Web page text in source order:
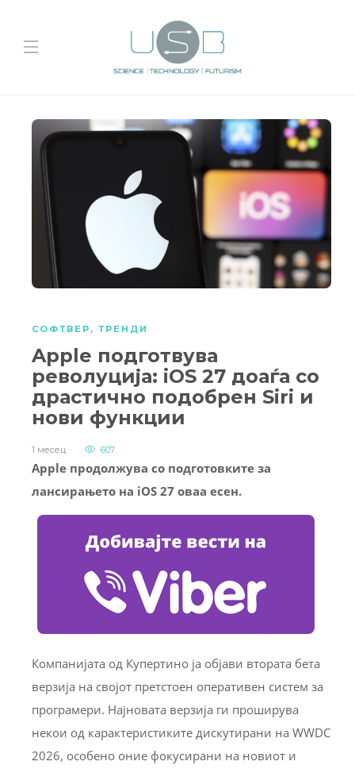
СОФТВЕР , ТРЕНДИ
Apple подготвува
револуција: iOS 27 доаѓа со
драстично подобрен Siri и
нови функции
1 месец 607
Apple продолжува со подготовките за
лансирањето на iOS 27 оваа есен.
Компанијата од Купертино ја објави втората бета
верзија на својот претстоен оперативен систем за
програмери. Најновата верзија ги проширува
некои од карактеристиките дискутирани на WWDC
2026, особено оние фокусирани на новиот и